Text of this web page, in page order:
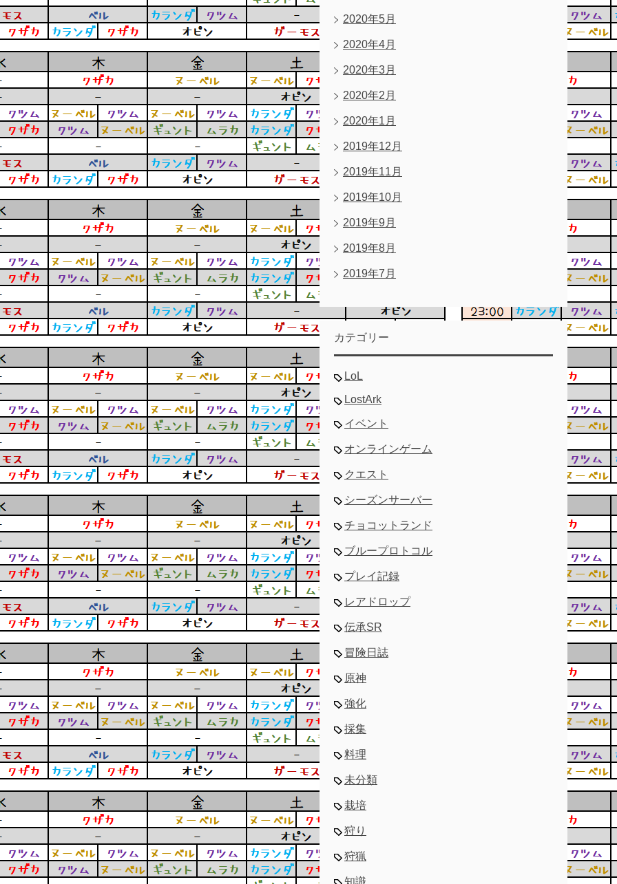
2020年5月
2020年4月
2020年3月
2020年2月
2020年1月
2019年12月
2019年11月
2019年10月
2019年9月
2019年8月
2019年7月
カテゴリー
LoL
LostArk
イベント
オンラインゲーム
クエスト
シーズンサーバー
チョコットランド
ブループロトコル
プレイ記録
レアドロップ
伝承SR
冒険日誌
原神
強化
採集
料理
未分類
栽培
狩り
狩猟
知識